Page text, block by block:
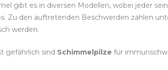
gibt es in diversen Modellen, wobei jeder
Zu den auftretenden Beschwerden zählen
werden.
gefährlich sind Schimmelpilze für